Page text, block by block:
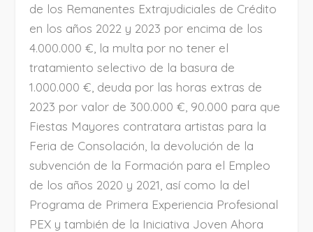
de los Remanentes Extrajudiciales de Crédito
en los años 2022 y 2023 por encima de los
4.000.000 €, la multa por no tener el
tratamiento selectivo de la basura de
1.000.000 €, deuda por las horas extras de
2023 por valor de 300.000 €, 90.000 para que
Fiestas Mayores contratara artistas para la
Feria de Consolación, la devolución de la
subvención de la Formación para el Empleo
de los años 2020 y 2021, así como la del
Programa de Primera Experiencia Profesional
PEX y también de la Iniciativa Joven Ahora